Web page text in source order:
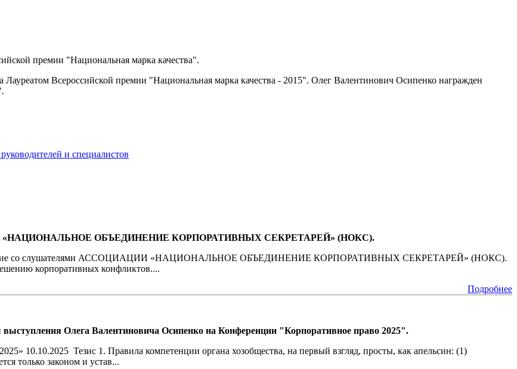
премии "Национальная марка качества".
Лауреатом Всероссийской премии "Национальная марка качества - 2015". Олег Валентинович Осипенко награжден
и специалистов
«НАЦИОНАЛЬНОЕ ОБЪЕДИНЕНИЕ КОРПОРАТИВНЫХ СЕКРЕТАРЕЙ» (НОКС).
занятие со слушателями АССОЦИАЦИИ «НАЦИОНАЛЬНОЕ ОБЪЕДИНЕНИЕ КОРПОРАТИВНЫХ СЕКРЕТАРЕЙ» (НОКС).
корпоративных конфликтов....
Подробнее
Олега Валентиновича Осипенко на Конференции "Корпоративное право 2025".
10.10.2025 Тезис 1. Правила компетенции органа хозобщества, на первый взгляд, просты, как апельсин: (1)
только законом и устав...